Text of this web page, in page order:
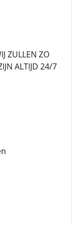
ZULLEN ZO
ALTIJD 24/7